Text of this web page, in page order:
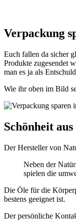
Verpackung
Euch fallen da sicher
Produkte zugesendet
man es ja als
Wie ihr oben im Bild
Schönheit
Der Hersteller von
Neben der Natürlichkeit der Rohstoffe und der Hautverträglichkeit unserer Produkte, richten wir unsere Aufmerksamkeit bei der Herstellung auf die ökologische Verträglichkeit der Produkte. Hier
spielen die
Die Öle für die
bestens geeignet ist.
Der persönliche